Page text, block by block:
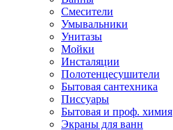
Смесители
Умывальники
Унитазы
Мойки
Инсталяции
Полотенцесушители
Бытовая сантехника
Писсуары
Бытовая и проф. химия
Экраны для ванн